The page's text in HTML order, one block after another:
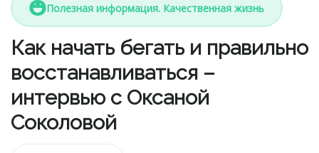
Полезная информация. Качественная жизнь
Как начать бегать и правильно
восстанавливаться –
интервью с Оксаной
Соколовой